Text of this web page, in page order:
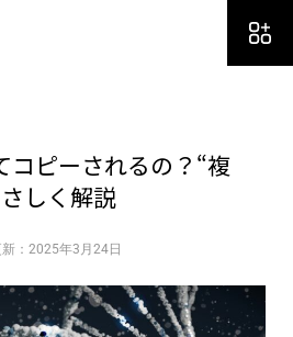
コピーされるの？“複
しく解説
：2025年3月24日